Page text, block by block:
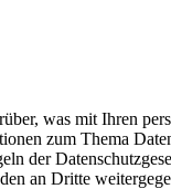
was mit Ihren
zum Thema
der
an Dritte